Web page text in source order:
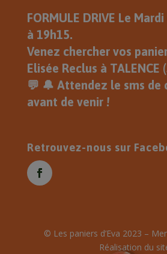
FORMULE DRIVE Le
à 19h15.
Venez chercher vos
Elisée Reclus à TALENCE
💬 🔔 Attendez le sms
avant de venir !
Retrouvez-nous sur
© Les paniers d’Eva 2023 –
Réalisation du
Eric